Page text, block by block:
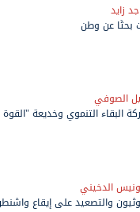
زايد
بحثًا عن وطن
الصوفي
البقاء التنموي وخديعة
الدخيني
والتصعيد على إيقاع